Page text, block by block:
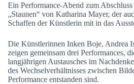
Ein Performance-Abend zum
„Staunen“ von Katharina Mayer, der
Schaffen der Künstlerin mit in das
Die Künstlerinnen Inken Boje, Andrea
zeigen gemeinsam drei Performances,
langjährigen Austausches im
des Wechselverhältnisses zwischen
Performance entstanden sind.